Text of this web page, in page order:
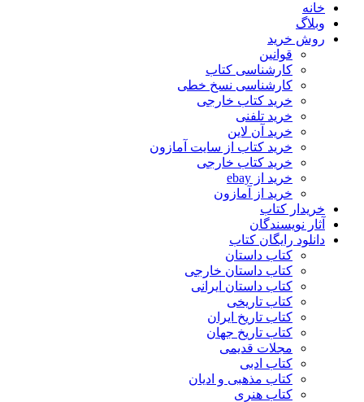
خانه
وبلاگ
روش خرید
قوانین
کارشناسی کتاب
کارشناسی نسخ خطی
خرید کتاب خارجی
خرید تلفنی
خرید آن لاین
خرید کتاب از سایت آمازون
خرید کتاب خارجی
خرید از ebay
خرید از آمازون
خریدار کتاب
آثار نویسندگان
دانلود رایگان کتاب
کتاب داستان
کتاب داستان خارجی
کتاب داستان ایرانی
کتاب تاریخی
کتاب تاریخ ایران
کتاب تاریخ جهان
مجلات قدیمی
کتاب ادبی
کتاب مذهبی و ادیان
کتاب هنری